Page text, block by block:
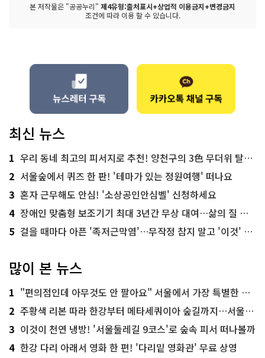
본 저작물은 "공공누리" 제4유형:출처표시+상업적 이용금지+변경금지
조건에 따라 이용 할 수 있습니다.
최신 뉴스
1 우리 동네 최고의 피서지로 추천! 양천구의 3色 무더위 탈출 명소
2 서울숲에서 퀴즈 한 판! '테마가 있는 정원여행' 떠나요
3 혼자 근무해도 안심! '소상공인안심벨' 신청하세요
4 장애인 맞춤형 보조기기 최대 3년간 무상 대여…삶의 질 높인다
5 걸을 때마다 아픈 '족저근막염'…무작정 참지 말고 '이것' 해보세요!
많이 본 뉴스
1 "편의점인데 아무것도 안 팔아요" 서울에서 가장 특별한 편의점의 정체
2 주황색 리본 따라 한강부터 메타세쿼이아 숲길까지…서울둘레길 15코스
3 이것이 천연 냉방! '서울둘레길 9코스'로 숲속 피서 떠나볼까
4 한강 다리 아래서 영화 한 편! '다리밑 영화관' 무료 상영